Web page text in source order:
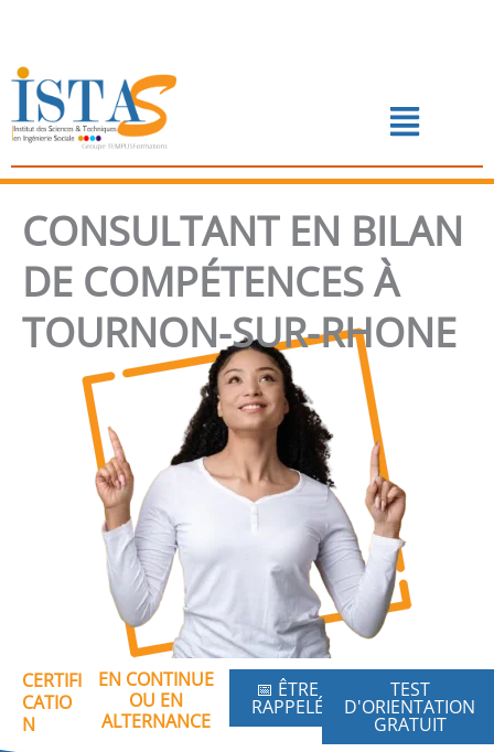
contenu
Menu
📅 PRENDRE RENDEZ-VOUS
CONSULTANT EN BILAN
DE COMPÉTENCES À
TOURNON-SUR-RHONE
CERTIFI
CATIO
N
EN CONTINUE
OU EN
ALTERNANCE
📅 ÊTRE
RAPPELÉ
TEST
D'ORIENTATION
GRATUIT